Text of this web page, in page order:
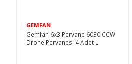
GEMFAN
Gemfan 6x3 Pervane 6030 CCW
Drone Pervanesi 4 Adet L